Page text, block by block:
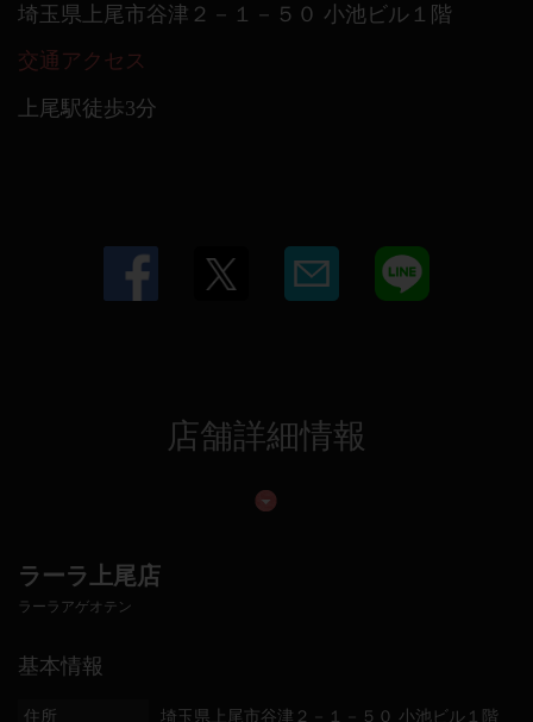
埼玉県上尾市谷津２－１－５０ 小池ビル１階
交通アクセス
上尾駅徒歩3分
店舗詳細情報
ラーラ上尾店
ラーラアゲオテン
基本情報
住所 埼玉県上尾市谷津２－１－５０ 小池ビル１階